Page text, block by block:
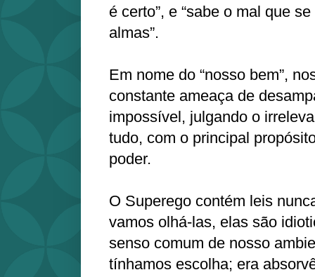
é certo”, e “sabe o mal que
almas”.
Em nome do “nosso bem”,
constante ameaça de
impossível, julgando o
tudo, com o principal
poder.
O Superego contém leis
vamos olhá-las, elas são
senso comum de nosso
tínhamos escolha; era